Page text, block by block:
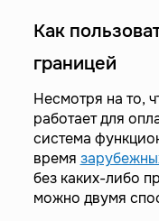
Как
границей
Несмотря на то,
работает для
система
время
без каких-либо
можно двумя